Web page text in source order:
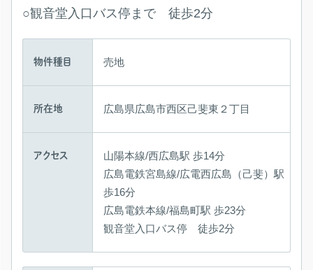
○観音堂入口バス停まで 徒歩2分
物件種目 売地
所在地 広島県広島市西区己斐東２丁目
アクセス
山陽本線/西広島駅 歩14分
広島電鉄宮島線/広電西広島（己斐）駅
歩16分
広島電鉄本線/福島町駅 歩23分
観音堂入口バス停 徒歩2分